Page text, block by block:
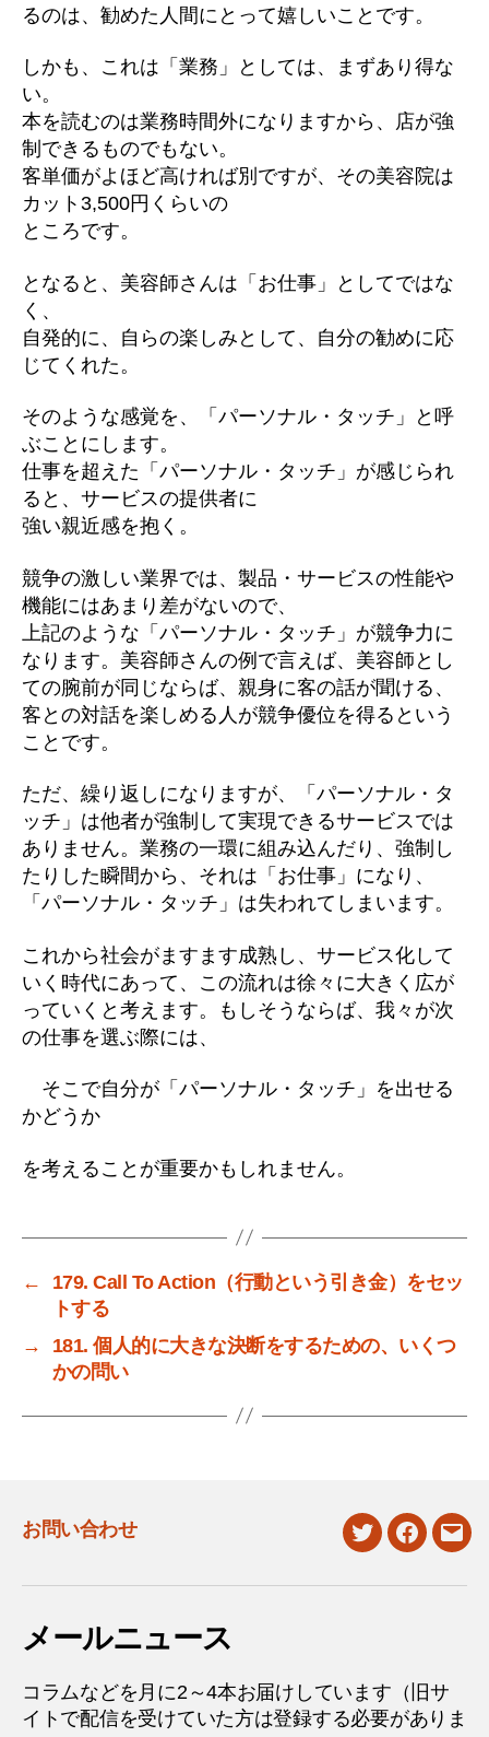
るのは、勧めた人間にとって嬉しいことです。
しかも、これは「業務」としては、まずあり得な
い。
本を読むのは業務時間外になりますから、店が強
制できるものでもない。
客単価がよほど高ければ別ですが、その美容院は
カット3,500円くらいの
ところです。
となると、美容師さんは「お仕事」としてではな
く、
自発的に、自らの楽しみとして、自分の勧めに応
じてくれた。
そのような感覚を、「パーソナル・タッチ」と呼
ぶことにします。
仕事を超えた「パーソナル・タッチ」が感じられ
ると、サービスの提供者に
強い親近感を抱く。
競争の激しい業界では、製品・サービスの性能や
機能にはあまり差がないので、
上記のような「パーソナル・タッチ」が競争力に
なります。美容師さんの例で言えば、美容師とし
ての腕前が同じならば、親身に客の話が聞ける、
客との対話を楽しめる人が競争優位を得るという
ことです。
ただ、繰り返しになりますが、「パーソナル・タ
ッチ」は他者が強制して実現できるサービスでは
ありません。業務の一環に組み込んだり、強制し
たりした瞬間から、それは「お仕事」になり、
「パーソナル・タッチ」は失われてしまいます。
これから社会がますます成熟し、サービス化して
いく時代にあって、この流れは徐々に大きく広が
っていくと考えます。もしそうならば、我々が次
の仕事を選ぶ際には、
そこで自分が「パーソナル・タッチ」を出せる
かどうか
を考えることが重要かもしれません。
←
179. Call To Action（行動という引き金）をセッ
トする
→
181. 個人的に大きな決断をするための、いくつ
かの問い
お問い合わせ
twitterfacebook
メールニュース
コラムなどを月に2～4本お届けしています（旧サ
イトで配信を受けていた方は登録する必要がありま